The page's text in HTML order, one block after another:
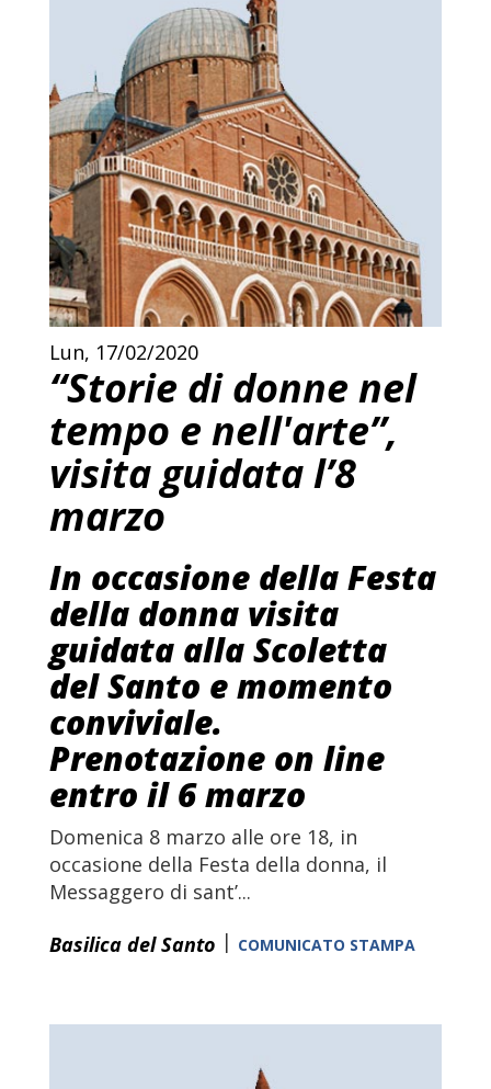
Lun, 17/02/2020
“Storie di donne nel
tempo e nell'arte”,
visita guidata l’8
marzo
In occasione della Festa
della donna visita
guidata alla Scoletta
del Santo e momento
conviviale.
Prenotazione on line
entro il 6 marzo
Domenica 8 marzo alle ore 18, in
occasione della Festa della donna, il
Messaggero di sant’...
Basilica del Santo | COMUNICATO STAMPA